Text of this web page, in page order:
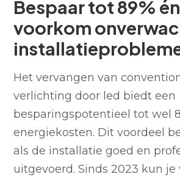
Bespaar tot 89% én
voorkom
Het vervangen van
verlichting door led biedt een
besparingspotentieel tot wel
energiekosten. Dit voordeel
als de installatie goed en
uitgevoerd. Sinds 2023 kun je